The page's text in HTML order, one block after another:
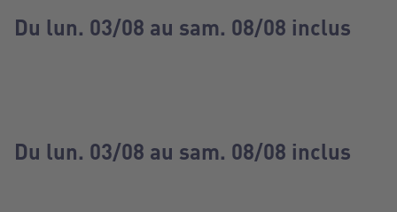
Du lun. 03/08 au sam. 08/08 inclus
Du lun. 03/08 au sam. 08/08 inclus